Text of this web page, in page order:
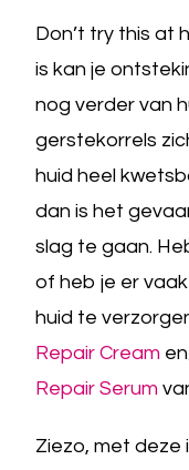
Don’t try this at
is kan je
nog verder van
gerstekorrels
huid heel
dan is het
slag te gaan.
of heb je er
huid te
Repair Cream
Repair Serum
Ziezo, met deze